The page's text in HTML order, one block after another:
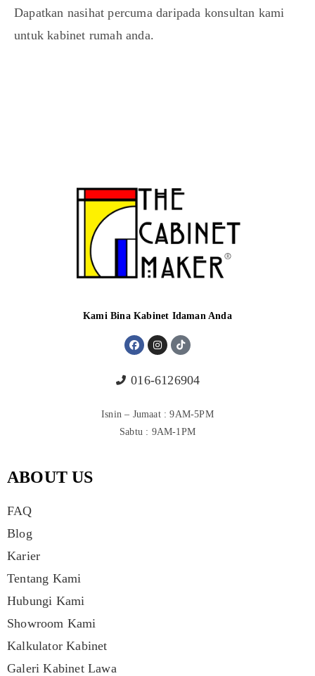
Dapatkan nasihat percuma daripada konsultan kami
untuk kabinet rumah anda.
Kami Bina Kabinet Idaman Anda
016-6126904
Isnin – Jumaat : 9AM-5PM
Sabtu : 9AM-1PM
ABOUT US
FAQ
Blog
Karier
Tentang Kami
Hubungi Kami
Showroom Kami
Kalkulator Kabinet
Galeri Kabinet Lawa